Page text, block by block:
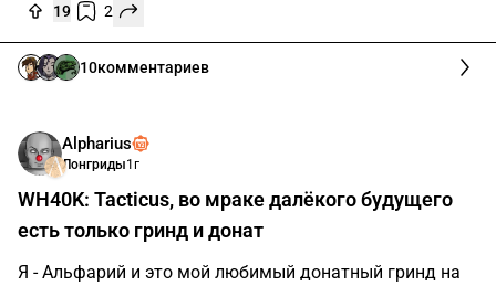
19 2
10комментариев
Alpharius
Лонгриды1г
WH40K: Tacticus, во мраке далёкого будущего
есть только гринд и донат
Я - Альфарий и это мой любимый донатный гринд на